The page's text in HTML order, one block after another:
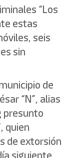
“Los
estas
seis
sin
de
“N”, alias
presunto
quien
de extorsión